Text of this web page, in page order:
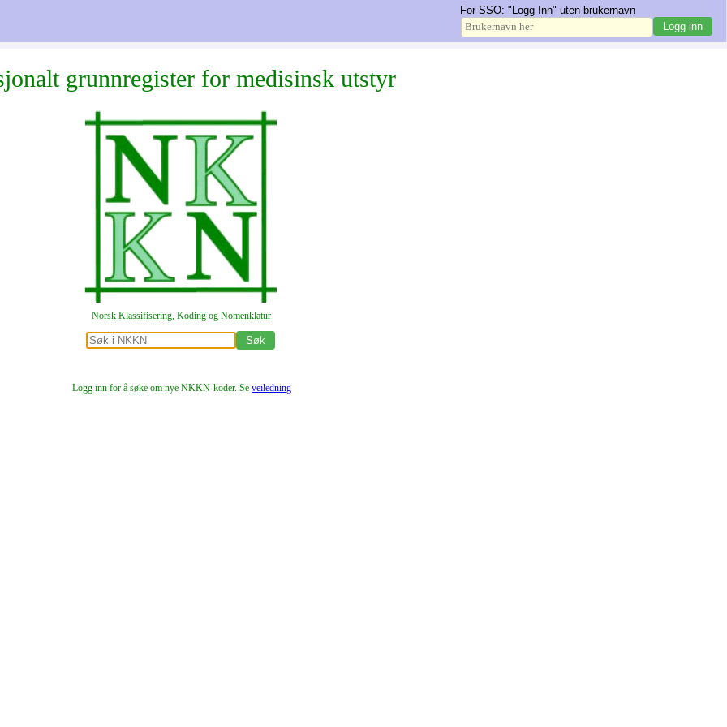
grunnregister for medisinsk utstyr
Norsk Klassifisering, Koding og Nomenklatur
Logg inn for å søke om nye NKKN-koder. Se veiledning
For SSO: "Logg Inn" uten brukernavn